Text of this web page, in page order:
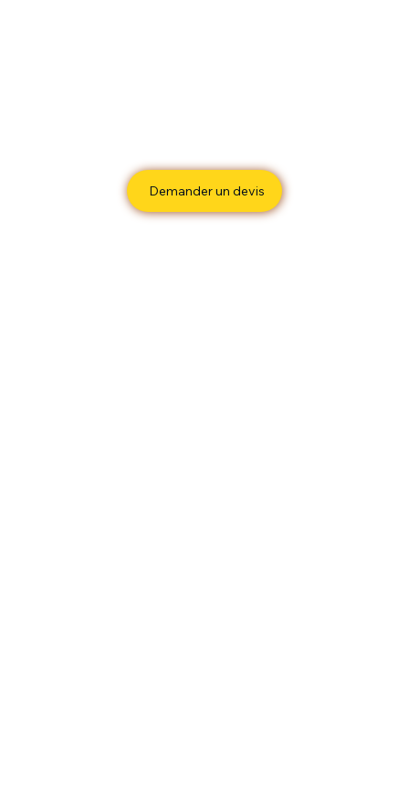
Demander un devis